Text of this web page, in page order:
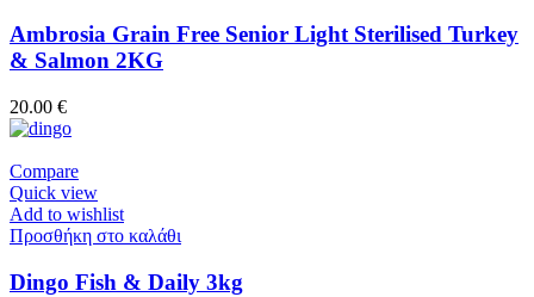
Ambrosia Grain Free Senior Light Sterilised Turkey
& Salmon 2KG
20.00 €
Compare
Quick view
Add to wishlist
Προσθήκη στο καλάθι
Dingo Fish & Daily 3kg